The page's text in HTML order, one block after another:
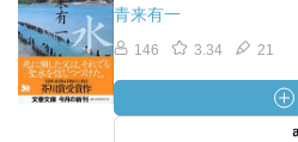
青来有一
146 3.34 21